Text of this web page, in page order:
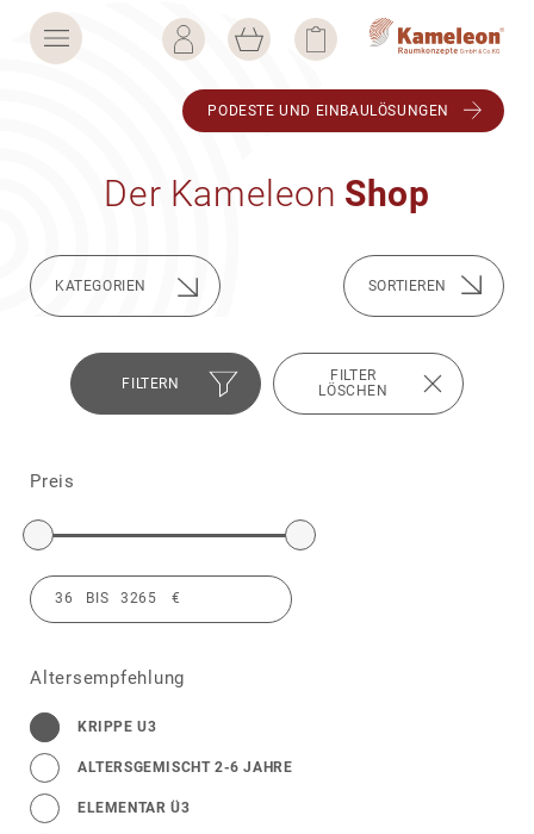
PODESTE UND EINBAU­LÖ­SUNGEN
Der Kame­leon Shop
KATE­GO­RIEN
FILTERN
FILTER
LÖSCHEN
Preis
Altersempfehlung
KRIPPE U3
ALTERSGEMISCHT 2-6 JAHRE
ELEMENTAR Ü3